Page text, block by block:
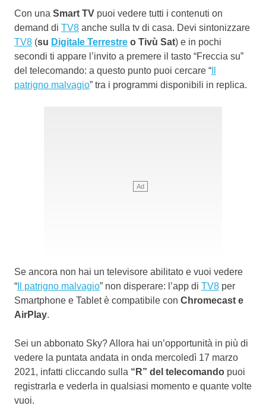
Con una Smart TV puoi vedere tutti i contenuti on
demand di TV8 anche sulla tv di casa. Devi sintonizzare
TV8 (su Digitale Terrestre o Tivù Sat) e in pochi
secondi ti appare l’invito a premere il tasto “Freccia su”
del telecomando: a questo punto puoi cercare “
patrigno malvagio” tra i programmi disponibili in replica.
Se ancora non hai un televisore abilitato e vuoi vedere
“ Il patrigno malvagio” non disperare: l’app di TV8 per
Smartphone e Tablet è compatibile con Chromecast e
AirPlay.
Sei un abbonato Sky? Allora hai un’opportunità in più di
vedere la puntata andata in onda mercoledì 17 marzo
2021, infatti cliccando sulla “R” del telecomando puoi
registrarla e vederla in qualsiasi momento e quante volte
vuoi.